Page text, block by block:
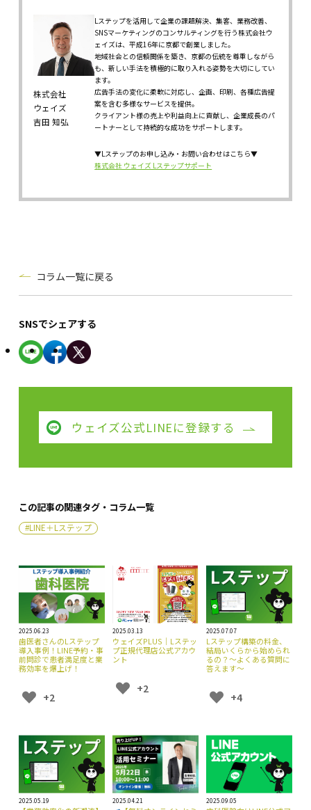
株式会社
ウェイズ
吉田 知弘
Lステップを活用して企業の課題解決、集客、業務改善、
SNSマーケティングのコンサルティングを行う株式会社ウ
ェイズは、平成16年に京都で創業しました。
地域社会との信頼関係を築き、京都の伝統を尊重しながら
も、新しい手法を積極的に取り入れる姿勢を大切にしてい
ます。
広告手法の変化に柔軟に対応し、企画、印刷、各種広告提
案を含む多様なサービスを提供。
クライアント様の売上や利益向上に貢献し、企業成長のパ
ートナーとして持続的な成功をサポートします。
▼Lステップのお申し込み・お問い合わせはこちら▼
株式会社 ウェイズ Lステップサポート
コラム一覧に戻る
SNSでシェアする
ウェイズ公式LINEに登録する
この記事の関連タグ・コラム一覧
#LINE＋Lステップ
2025.06.23
歯医者さんのLステップ
導入事例！LINE予約・事
前問診で患者満足度と業
務効率を爆上げ！
+2
2025.03.13
ウェイズPLUS｜Lステッ
プ正規代理店公式アカウ
ント
+2
2025.07.07
Lステップ構築の料金、
結局いくらから始められ
るの？〜よくある質問に
答えます〜
+4
2025.05.19 2025.04.21 2025.09.05